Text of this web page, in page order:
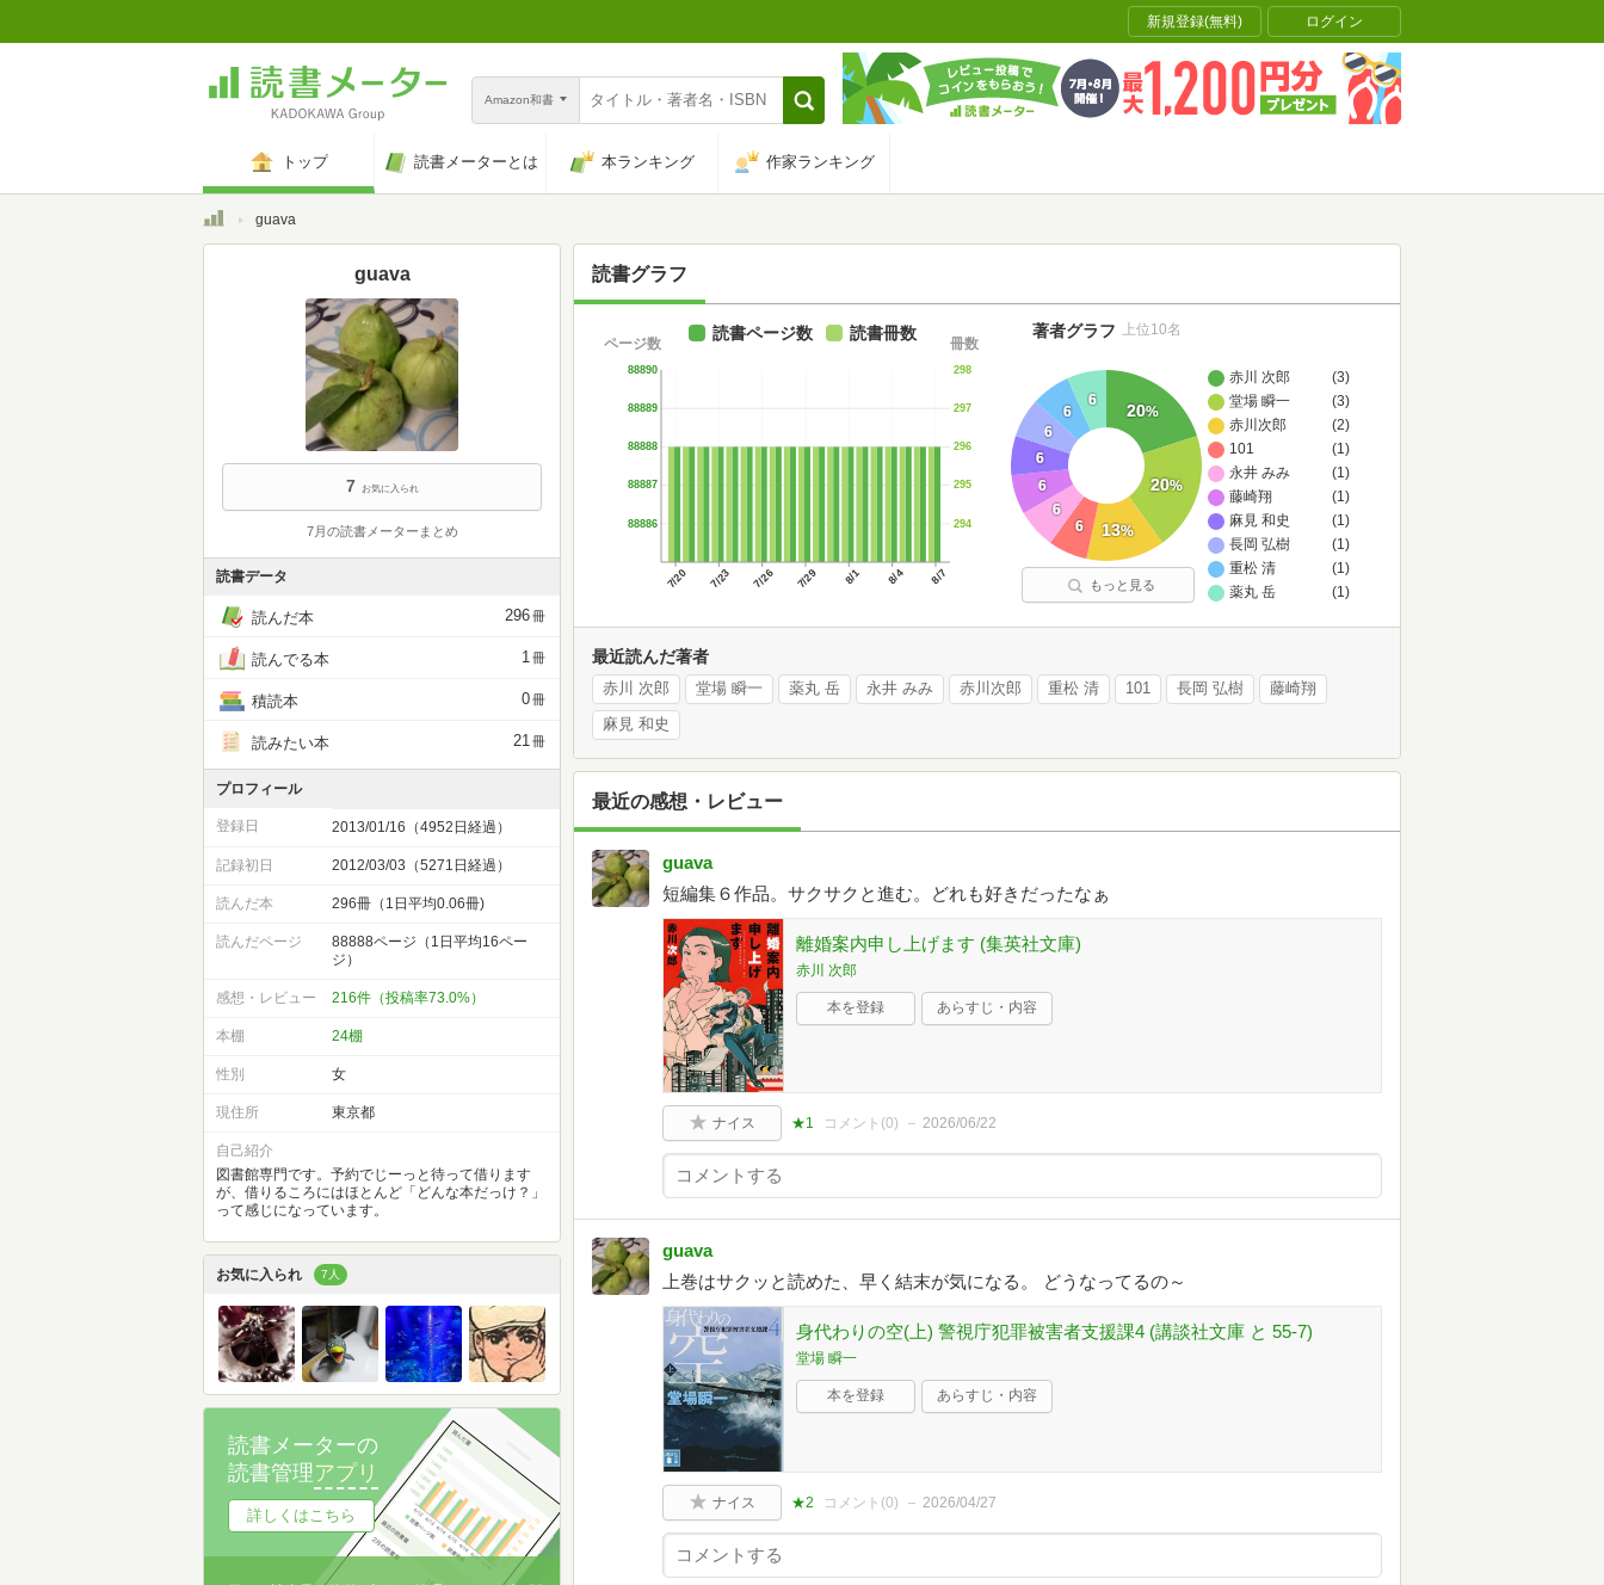
新規登録(無料) ログイン
Amazon和書
トップ 読書メーターとは 本ランキング 作家ランキング
トップguava
読書グラフ
7/20 7/23 7/26 7/29 8/1 8/4 8/7
88886
88887
88888
88889
88890
ページ数
294
295
296
297
298
冊数
読書ページ数 読書冊数
赤川 次郎
(3)
堂場 瞬一
(3)
赤川次郎
(2)
101
(1)
永井 みみ
(1)
藤崎翔
(1)
麻見 和史
(1)
長岡 弘樹
(1)
重松 清
(1)
薬丸 岳
(1)
20%
20%
13%
6
6
6
6
6
6
6
著者グラフ 上位10名
もっと見る
最近読んだ著者
赤川 次郎 堂場 瞬一 薬丸 岳 永井 みみ 赤川次郎 重松 清 101 長岡 弘樹 藤崎翔
麻見 和史
最近の感想・レビュー
guava
短編集６作品。サクサクと進む。どれも好きだったなぁ
離婚案内申し上げます (集英社文庫)
赤川 次郎
本を登録 あらすじ・内容
ナイス ★1 コメント(0) 2026/06/22
guava
上巻はサクッと読めた、早く結末が気になる。 どうなってるの～
身代わりの空(上) 警視庁犯罪被害者支援課4 (講談社文庫 と 55-7)
堂場 瞬一
本を登録 あらすじ・内容
ナイス ★2 コメント(0) 2026/04/27
guava
7 お気に入られ
7月の読書メーターまとめ
読書データ
読んだ本 296冊
読んでる本 1冊
積読本 0冊
読みたい本 21冊
プロフィール
登録日 2013/01/16（4952日経過）
記録初日 2012/03/03（5271日経過）
読んだ本 296冊（1日平均0.06冊)
読んだページ
88888ページ（1日平均16ペー
ジ）
感想・レビュー 216件（投稿率73.0%）
本棚 24棚
性別 女
現住所 東京都
自己紹介
図書館専門です。予約でじーっと待って借ります
が、借りるころにはほとんど「どんな本だっけ？」
って感じになっています。
お気に入られ 7人
読書メーターの
読書管理アプリ
詳しくはこちら